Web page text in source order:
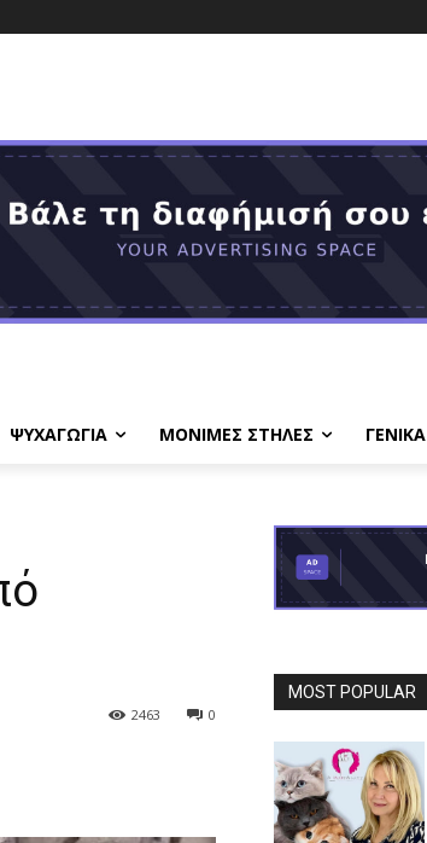
ΨΥΧΑΓΩΓΙΑ ΜΟΝΙΜΕΣ ΣΤΗΛΕΣ ΓΕΝΙΚΑ
0
2463
MOST POPULAR